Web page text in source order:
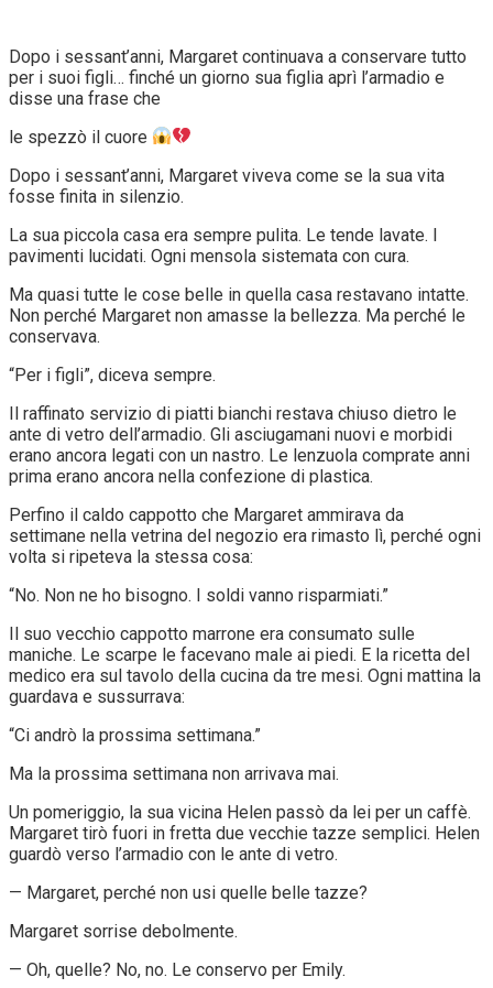
Dopo i sessant’anni, Margaret continuava a conservare tutto
per i suoi figli… finché un giorno sua figlia aprì l’armadio e
disse una frase che
le spezzò il cuore
Dopo i sessant’anni, Margaret viveva come se la sua vita
fosse finita in silenzio.
La sua piccola casa era sempre pulita. Le tende lavate. I
pavimenti lucidati. Ogni mensola sistemata con cura.
Ma quasi tutte le cose belle in quella casa restavano intatte.
Non perché Margaret non amasse la bellezza. Ma perché le
conservava.
“Per i figli”, diceva sempre.
Il raffinato servizio di piatti bianchi restava chiuso dietro le
ante di vetro dell’armadio. Gli asciugamani nuovi e morbidi
erano ancora legati con un nastro. Le lenzuola comprate anni
prima erano ancora nella confezione di plastica.
Perfino il caldo cappotto che Margaret ammirava da
settimane nella vetrina del negozio era rimasto lì, perché ogni
volta si ripeteva la stessa cosa:
“No. Non ne ho bisogno. I soldi vanno risparmiati.”
Il suo vecchio cappotto marrone era consumato sulle
maniche. Le scarpe le facevano male ai piedi. E la ricetta del
medico era sul tavolo della cucina da tre mesi. Ogni mattina la
guardava e sussurrava:
“Ci andrò la prossima settimana.”
Ma la prossima settimana non arrivava mai.
Un pomeriggio, la sua vicina Helen passò da lei per un caffè.
Margaret tirò fuori in fretta due vecchie tazze semplici. Helen
guardò verso l’armadio con le ante di vetro.
— Margaret, perché non usi quelle belle tazze?
Margaret sorrise debolmente.
— Oh, quelle? No, no. Le conservo per Emily.